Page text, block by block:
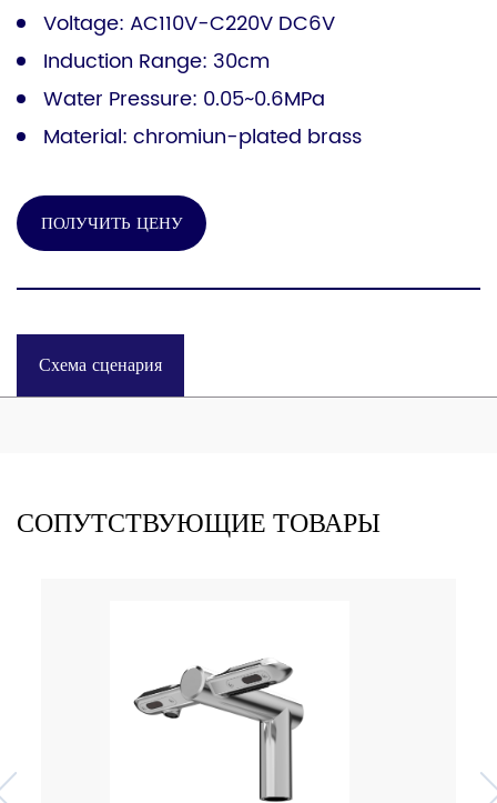
Voltage: AC110V-C220V DC6V
Induction Range: 30cm
Water Pressure: 0.05~0.6MPa
Material: chromiun-plated brass
ПОЛУЧИТЬ ЦЕНУ
Схема сценария
СОПУТСТВУЮЩИЕ ТОВАРЫ